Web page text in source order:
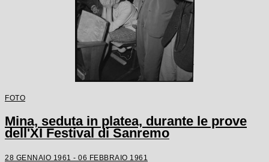
FOTO
Mina, seduta in platea, durante le prove
dell'XI Festival di Sanremo
28 GENNAIO 1961 - 06 FEBBRAIO 1961